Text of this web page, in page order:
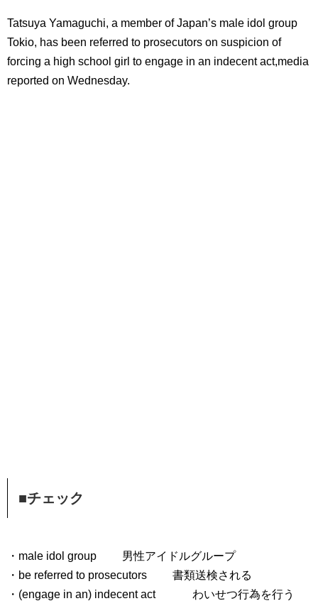
Tatsuya Yamaguchi, a member of Japan’s male idol group
Tokio, has been referred to prosecutors on suspicion of
forcing a high school girl to engage in an indecent act,media
reported on Wednesday.
■チェック
・male idol group 男性アイドルグループ
・be referred to prosecutors 書類送検される
・(engage in an) indecent act わいせつ行為を行う